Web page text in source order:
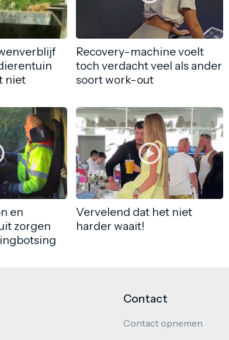
niet
Recovery-machine voelt
toch verdacht veel als ander
soort work-out
en
zorgen
Vervelend dat het niet
harder waait!
Contact
Contact opnemen